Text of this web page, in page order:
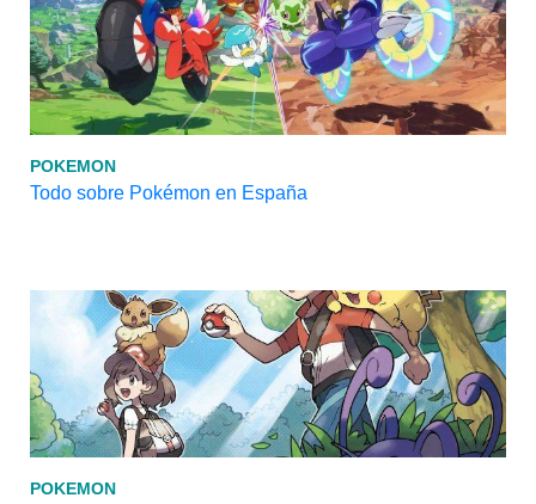
POKEMON
Todo sobre Pokémon en España
POKEMON